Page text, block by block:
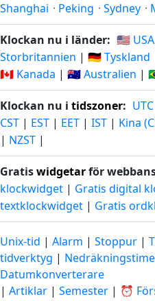
Shanghai · Peking · Sydney ·
Klockan nu i länder: 🇺🇸 USA
Storbritannien | 🇩🇪 Tyskland
🇨🇦 Kanada | 🇦🇺 Australien |
Klockan nu i tidszoner: UTC
CST | EST | EET | IST | Kina
| NZST |
Gratiswidgetarför
klockwidget | Gratis digital
textklockwidget | Gratis
Unix-tid | Alarm | Stoppur |
tidverktyg |
Datumkonverterare
| Artiklar | Semester | ⏰